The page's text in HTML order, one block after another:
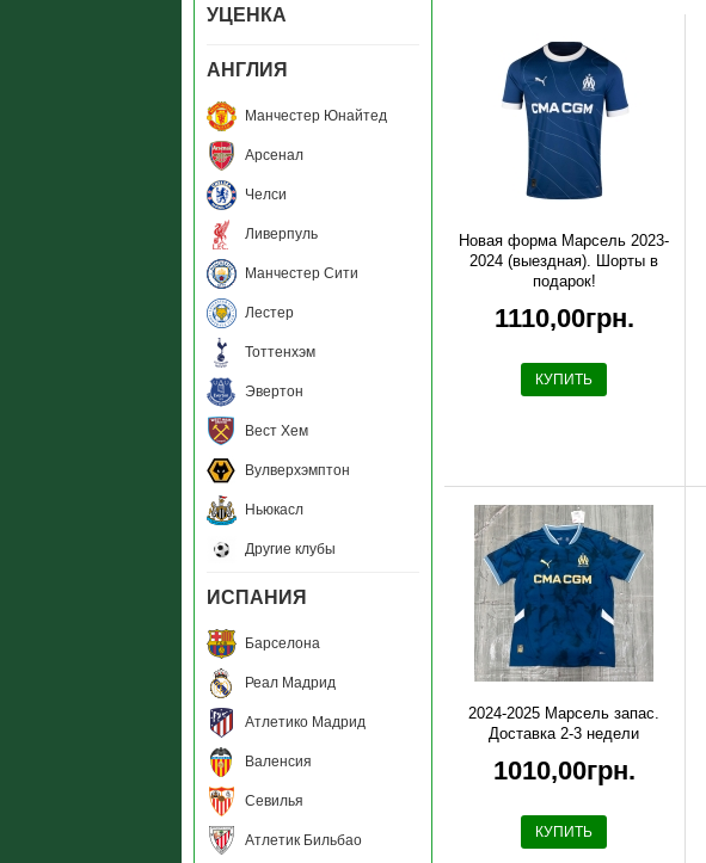
УЦЕНКА
АНГЛИЯ
Манчестер Юнайтед
Арсенал
Челси
Ливерпуль
Манчестер Сити
Лестер
Тоттенхэм
Эвертон
Вест Хем
Вулверхэмптон
Ньюкасл
Другие клубы
ИСПАНИЯ
Барселона
Реал Мадрид
Атлетико Мадрид
Валенсия
Севилья
Атлетик Бильбао
Новая форма Марсель 2023-
2024 (выездная). Шорты в
подарок!
1110,00грн.
КУПИТЬ
2024-2025 Марсель запас.
Доставка 2-3 недели
1010,00грн.
КУПИТЬ